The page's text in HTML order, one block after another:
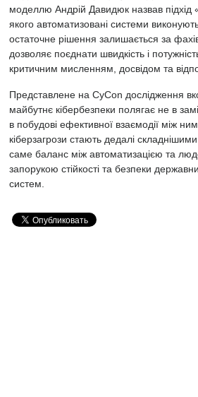
моделлю Андрій Давидюк назвав
якого автоматизовані системи
остаточне рішення залишається за
дозволяє поєднати швидкість і
критичним мисленням, досвідом та
Представлене на CyCon дослідження
майбутнє кібербезпеки полягає не в
в побудові ефективної взаємодії між
кіберзагрози стають дедалі
саме баланс між автоматизацією та
запорукою стійкості та безпеки
систем.